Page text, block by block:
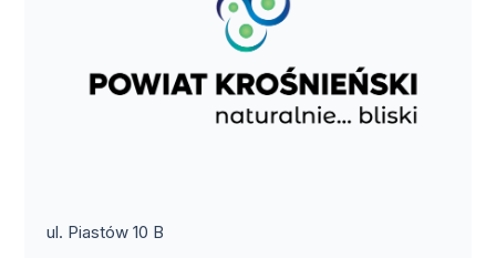
ul. Piastów 10 B